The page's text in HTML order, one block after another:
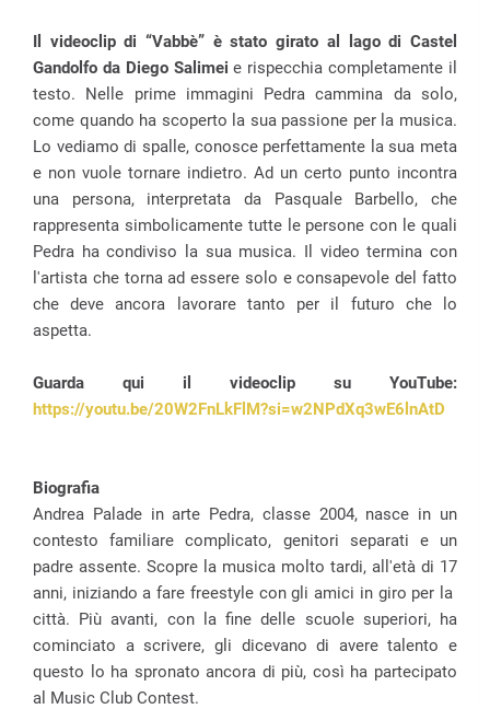
Il videoclip di “Vabbè” è stato girato al lago di Castel
Gandolfo da Diego Salimeie rispecchia completamente il
testo. Nelle prime immagini Pedra cammina da solo,
come quando ha scoperto la sua passione per la musica.
Lo vediamo di spalle, conosce perfettamente la sua meta
e non vuole tornare indietro. Ad un certo punto incontra
una persona, interpretata da Pasquale Barbello, che
rappresenta simbolicamente tutte le persone con le quali
Pedra ha condiviso la sua musica. Il video termina con
l'artista che torna ad essere solo e consapevole del fatto
che deve ancora lavorare tanto per il futuro che lo
aspetta.
Guarda qui il videoclip su YouTube:
https://youtu.be/20W2FnLkFlM?si=w2NPdXq3wE6lnAtD
Biografia
Andrea Palade in arte Pedra, classe 2004, nasce in un
contesto familiare complicato, genitori separati e un
padre assente. Scopre la musica molto tardi, all'età di 17
anni, iniziando a fare freestyle con gli amici in giro per la
città. Più avanti, con la fine delle scuole superiori, ha
cominciato a scrivere, gli dicevano di avere talento e
questo lo ha spronato ancora di più, così ha partecipato
al Music Club Contest.